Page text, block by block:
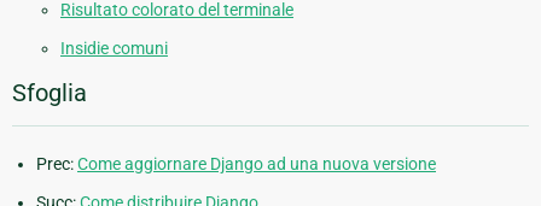
Risultato colorato del terminale
Insidie comuni
Sfoglia
Prec:Come aggiornare Django ad una nuova versione